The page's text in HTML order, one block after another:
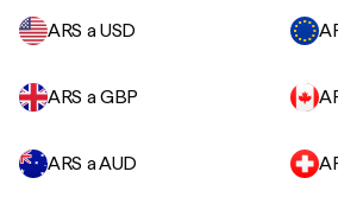
ARS a USD
ARS a GBP
ARS a AUD